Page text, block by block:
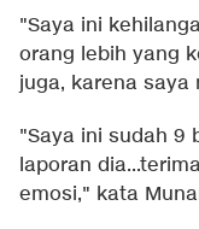
"Saya ini
orang lebih yang
juga, karena saya
"Saya ini sudah 9
laporan
emosi," kata